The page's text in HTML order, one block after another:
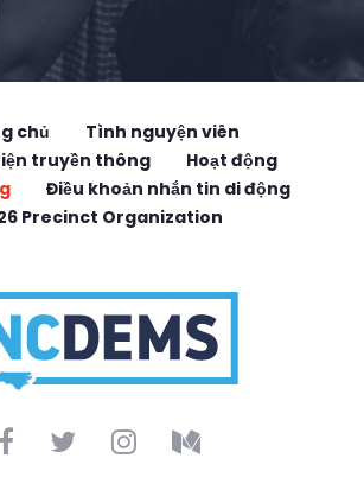
chủ
Tình nguyện viên
truyền thông
Hoạt động
Điều khoản nhắn tin di động
Precinct Organization